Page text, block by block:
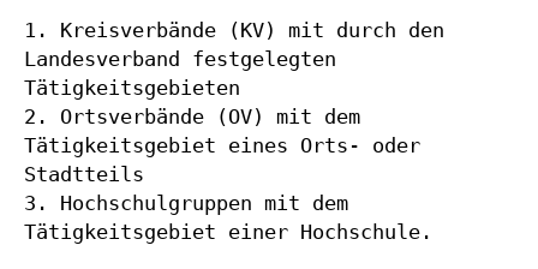
1. Kreisverbände (KV) mit durch den
Landesverband festgelegten
Tätigkeitsgebieten
2. Ortsverbände (OV) mit dem
Tätigkeitsgebiet eines Orts- oder
Stadtteils
3. Hochschulgruppen mit dem
Tätigkeitsgebiet einer Hochschule.